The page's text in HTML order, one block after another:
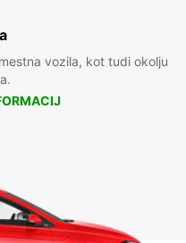
vozila, kot tudi okolju